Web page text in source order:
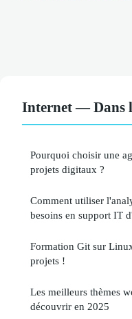
Internet — Dans
Pourquoi choisir une
projets digitaux ?
Comment utiliser
besoins en support IT
Formation Git sur
projets !
Les meilleurs thèmes
découvrir en 2025